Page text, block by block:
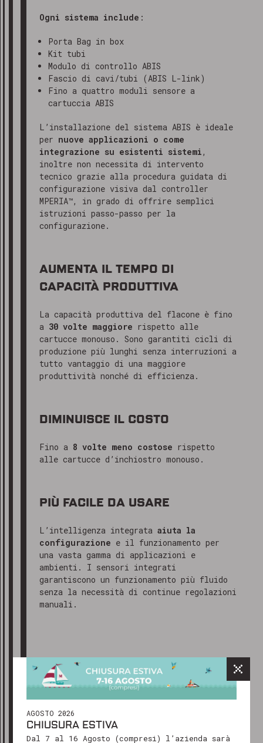
AGOSTO 2026
CHIUSURA ESTIVA
Dal 7 al 16 Agosto (compresi) l’azienda sarà
Ogni sistema include :
Porta Bag in box
Kit tubi
Modulo di controllo ABIS
Fascio di cavi/tubi (ABIS L-link)
Fino a quattro moduli sensore a
cartuccia ABIS
L’installazione del sistema ABIS è ideale
per nuove applicazioni o come
integrazione su esistenti sistemi,
inoltre non necessita di intervento
tecnico grazie alla procedura guidata di
configurazione visiva dal controller
MPERIA™, in grado di offrire semplici
istruzioni passo-passo per la
configurazione.
AUMENTA IL TEMPO DI
CAPACITÀ PRODUTTIVA
La capacità produttiva del flacone è fino
a 30 volte maggiore rispetto alle
cartucce monouso. Sono garantiti cicli di
produzione più lunghi senza interruzioni a
tutto vantaggio di una maggiore
produttività nonché di efficienza.
DIMINUISCE IL COSTO
Fino a 8 volte meno costose rispetto
alle cartucce d’inchiostro monouso.
PIÙ FACILE DA USARE
L’intelligenza integrataaiuta la
configurazione e il funzionamento per
una vasta gamma di applicazioni e
ambienti. I sensori integrati
garantiscono un funzionamento più fluido
senza la necessità di continue regolazioni
manuali.
CARATTERISTICHE
abbiamo ricevuto il tuo messaggio e
il nostro team ti risponderà al più
presto, solitamente entro 24-48 ore
Ti ringraziamo per il tuo interesse e